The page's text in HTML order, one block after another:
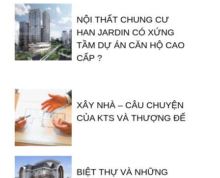
NỘI THẤT CHUNG CƯ
HAN JARDIN CÓ XỨNG
TẦM DỰ ÁN CĂN HỘ CAO
CẤP ?
XÂY NHÀ – CÂU CHUYỆN
CỦA KTS VÀ THƯỢNG ĐẾ
BIỆT THỰ VÀ NHỮNG